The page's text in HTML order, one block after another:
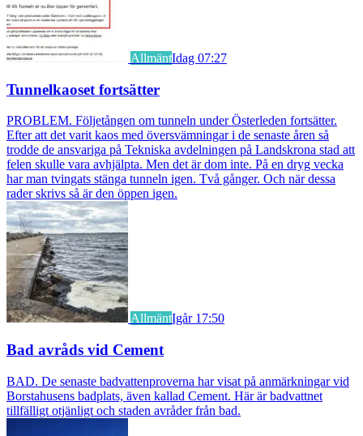
AllmäntIdag 07:27
Tunnelkaoset fortsätter
PROBLEM. Följetången om tunneln under Österleden fortsätter.
Efter att det varit kaos med översvämningar i de senaste åren så
trodde de ansvariga på Tekniska avdelningen på Landskrona stad att
felen skulle vara avhjälpta. Men det är dom inte. På en dryg vecka
har man tvingats stänga tunneln igen. Två gånger. Och när dessa
rader skrivs så är den öppen igen.
AllmäntIgår 17:50
Bad avråds vid Cement
BAD. De senaste badvattenproverna har visat på anmärkningar vid
Borstahusens badplats, även kallad Cement. Här är badvattnet
tillfälligt otjänligt och staden avråder från bad.